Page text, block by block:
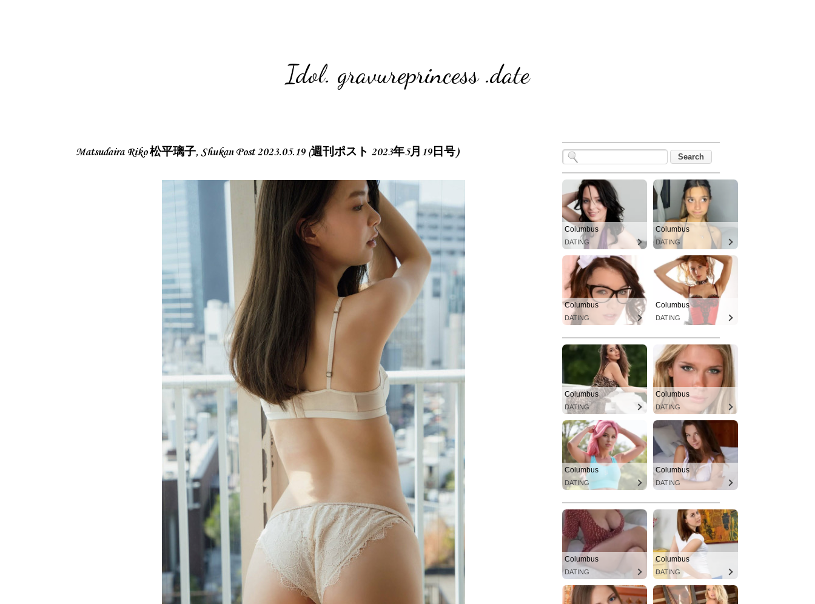
Idol. gravureprincess .date
Matsudaira Riko 松平璃子, Shukan Post 2023.05.19 (週刊ポスト 2023年5月19日号)
Columbus
DATING
Columbus
DATING
Columbus
DATING
Columbus
DATING
Columbus
DATING
Columbus
DATING
Columbus
DATING
Columbus
DATING
Columbus
DATING
Columbus
DATING